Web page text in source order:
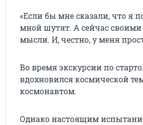
«Если бы мне сказали, что я
мной шутят. А сейчас своими
мысли. И, честно, у меня
Во время экскурсии по
вдохновился космической
космонавтом.
Однако настоящим